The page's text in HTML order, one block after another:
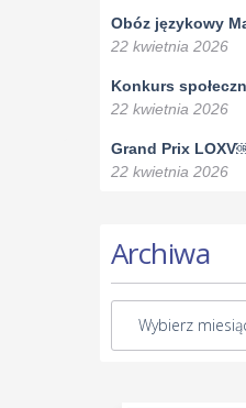
Obóz językowy
22 kwietnia 2026
Konkurs
22 kwietnia 2026
Grand Prix
22 kwietnia 2026
Archiwa